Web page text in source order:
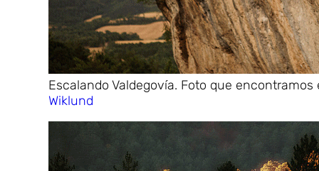
Escalando Valdegovía. Foto que
Wiklund